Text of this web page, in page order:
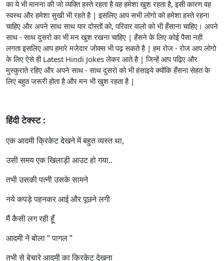
का ये भी मानना की जो व्यक्ति हस्ते रहता है वह हमेशा खुश रहता है, इसी कारण वह
स्वस्थ और हमेशा सुखी भी रहते है | इसलिए आप सभी लोगो को हमेशा हस्ते रहना
चाहिए और अपने साथ साथ यार दोस्तों को, परिवार वालो को भी हँसाना चाहिए। अपने
साथ - साथ दुसरो का भी मन खुश रखना चाहिए | हँसने के लिए कोई पैसा नही
लगता इसलिए आप हमारे मजेदार जोक्स भी पढ़ सकते है | हम रोज - रोज आप लोगो
के लिए ऐसे ही Latest Hindi Jokes लेकर आते है | जिन्हें आप पढ़िए और
मुस्कुराते रहिए और अपने साथ - साथ दुसरो को भी हंसाइये क्योंकि हँसना सेहत के
लिए बहुत जरूरी होता है और मन भी खुश रहता है |
हिंदी टेक्स्ट :
एक आदमी क्रिकेट देखने में बहुत व्यस्त था,
उसी समय एक खिलाड़ी आउट हो गया..
तभी उसकी पत्नी उसके सामने
नये कपड़े पहनकर आई और पूछने लगी
मैं कैसी लग रही हूँ
आदमी ने बोला “ पागल ”
तभी से बेचारे आदमी का क्रिकेट देखना